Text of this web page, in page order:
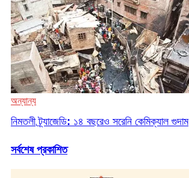
অন্যান্য
নিমতলী ট্র্যাজেডি: ১৪ বছরেও সরেনি কেমিক্যাল গুদাম
সর্বশেষ প্রকাশিত